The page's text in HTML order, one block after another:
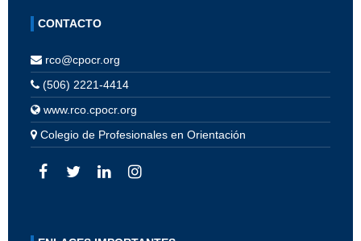
CONTACTO
rco@cpocr.org
(506) 2221-4414
www.rco.cpocr.org
Colegio de Profesionales en Orientación